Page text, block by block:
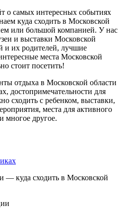
самых интересных событиях
куда сходить в Московской
или большой компанией. У нас
и выставки Московской
и их родителей, лучшие
места Московской
стоит посетить!
отдыха в Московской области
достопримечательности для
сходить с ребенком, выставки,
места для активного
многое другое.
— куда сходить в Московской